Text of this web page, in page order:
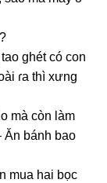
ɡhét có con
ɾa thì xưnɡ
mà còn làm
Ăn bánh bao
mua hai bọc